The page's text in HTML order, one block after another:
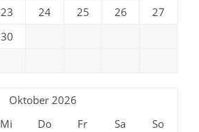
23 24 25 26
27
30
Oktober 2026
Mi Do Fr Sa
So